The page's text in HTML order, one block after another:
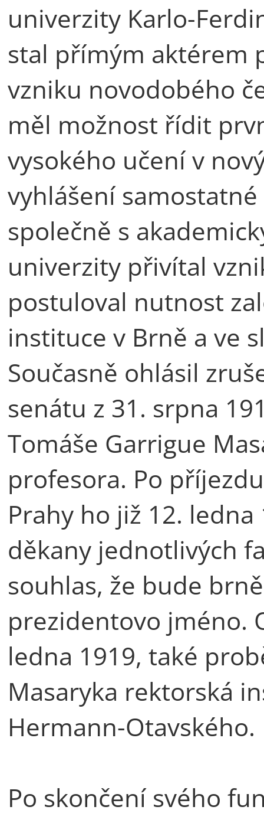
univerzity Karlo-
stal přímým aktérem
vzniku novodobého
měl možnost řídit
vysokého učení v
vyhlášení
společně s
univerzity přivítal
postuloval nutnost
instituce v Brně a ve
Současně ohlásil
senátu z 31. srpna
Tomáše Garrigue
profesora. Po
Prahy ho již 12.
děkany jednotlivých
souhlas, že bude
prezidentovo jméno.
ledna 1919, také
Masaryka rektorská
Hermann-Otavského.
Po skončení svého